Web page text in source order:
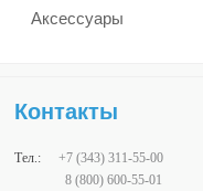
Аксессуары
Контакты
Тел.: +7 (343) 311-55-00
8 (800) 600-55-01